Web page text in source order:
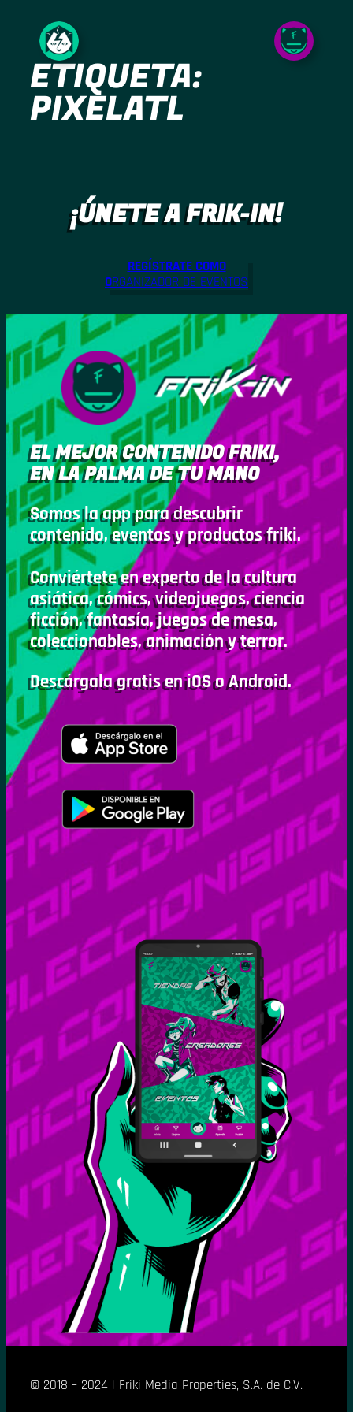
contenido
ETIQUETA:
PIXELATL
¡ÚNETE A FRIK-IN!
REGÍSTRATE COMO
ORGANIZADOR DE EVENTOS
EL MEJOR CONTENIDO FRIKI,
EN LA PALMA DE TU MANO
Somos la app para descubrir
contenido, eventos y productos friki.
Conviértete en experto de la cultura
asiática, cómics, videojuegos, ciencia
ficción, fantasía, juegos de mesa,
coleccionables, animación y terror.
Descárgala gratis en iOS o Android.
© 2018 – 2024 | Friki Media Properties, S.A. de C.V.